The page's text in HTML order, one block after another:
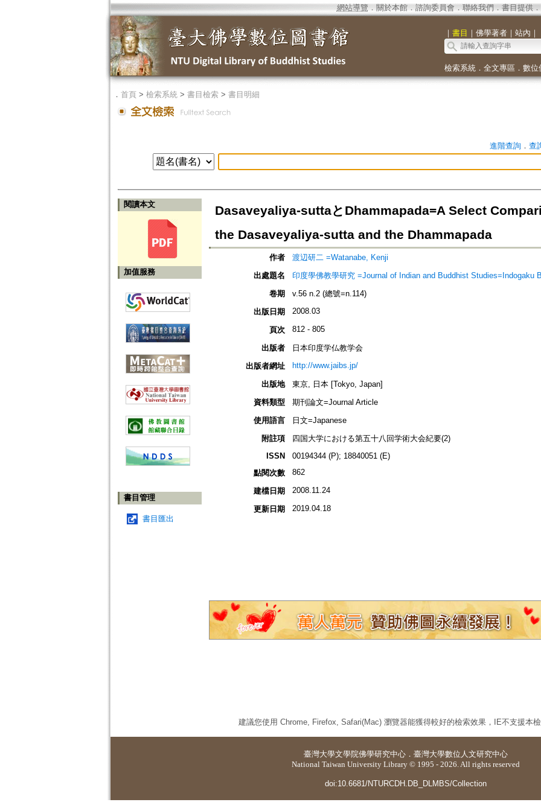
網站導覽 ． 關於本館． 諮詢委員會． 聯絡我們 ． 書目提供．
｜ 書目 ｜ 佛學著者｜ 站內 ｜
檢索系統． 全文專區 ． 數位
． 首頁> 檢索系統> 書目檢索> 書目明細
進階查詢． 查
閱讀本文
加值服務
書目管理
書目匯出
Dasaveyaliya-suttaとDhammapada=A Select
the Dasaveyaliya-sutta and the Dhammapada
作者
渡辺研二 =Watanabe, Kenji
出處題名
印度學佛教學研究 =Journal of Indian and Buddhist Studies=Indogaku
卷期
v.56 n.2 (總號=n.114)
出版日期
2008.03
頁次 812 - 805
出版者
日本印度学仏教学会
出版者網址
http://www.jaibs.jp/
出版地
東京, 日本 [Tokyo, Japan]
資料類型
期刊論文=Journal Article
使用語言
日文=Japanese
附註項
四国大学における第五十八回学術大会紀要(2)
ISSN
00194344 (P); 18840051 (E)
點閱次數
862
建檔日期 2008.11.24
更新日期 2019.04.18
建議您使用 Chrome, Firefox, Safari(Mac) 瀏覽器能獲得較好的檢索效果，IE不支援本檢
臺灣大學文學院佛學研究中心 ． 臺灣大學數位人文研究中心
National Taiwan University Library © 1995 - 2026. All rights reserved
doi:10.6681/NTURCDH.DB_DLMBS/Collection